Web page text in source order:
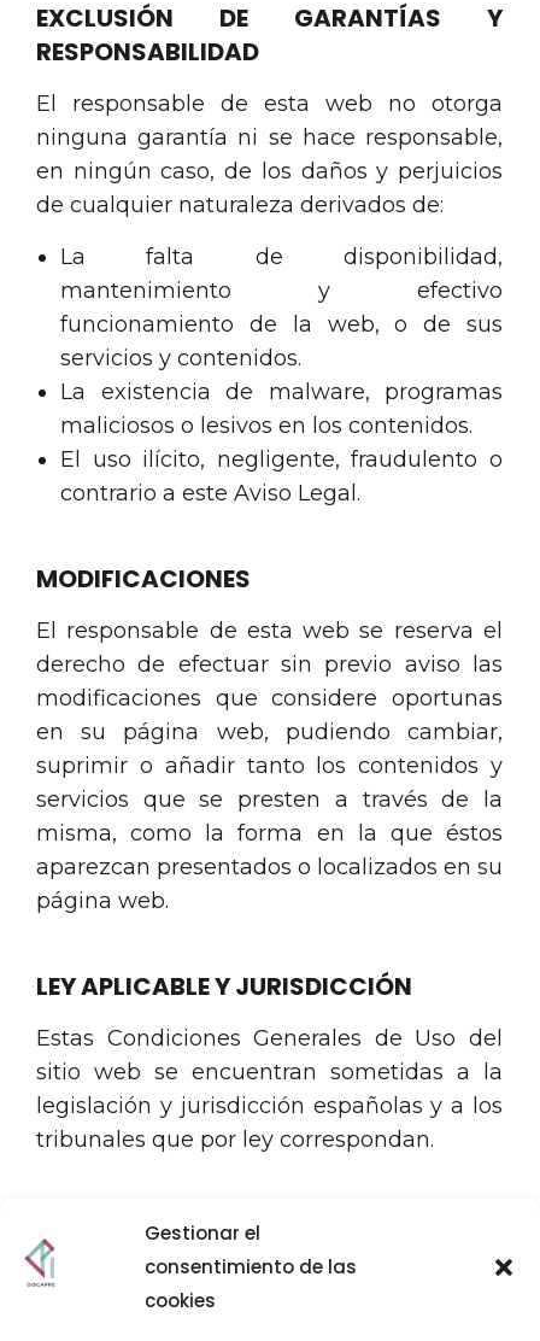
Gestionar el
consentimiento de las
cookies
EXCLUSIÓN DE GARANTÍAS Y
RESPONSABILIDAD
El responsable de esta web no otorga
ninguna garantía ni se hace responsable,
en ningún caso, de los daños y perjuicios
de cualquier naturaleza derivados de:
La falta de disponibilidad,
mantenimiento y efectivo
funcionamiento de la web, o de sus
servicios y contenidos.
La existencia de malware, programas
maliciosos o lesivos en los contenidos.
El uso ilícito, negligente, fraudulento o
contrario a este Aviso Legal.
MODIFICACIONES
El responsable de esta web se reserva el
derecho de efectuar sin previo aviso las
modificaciones que considere oportunas
en su página web, pudiendo cambiar,
suprimir o añadir tanto los contenidos y
servicios que se presten a través de la
misma, como la forma en la que éstos
aparezcan presentados o localizados en su
página web.
LEY APLICABLE Y JURISDICCIÓN
Estas Condiciones Generales de Uso del
sitio web se encuentran sometidas a la
legislación y jurisdicción españolas y a los
tribunales que por ley correspondan.